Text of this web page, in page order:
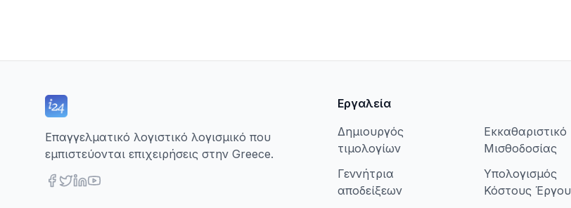
Επαγγελματικό λογιστικό λογισμικό που
εμπιστεύονται επιχειρήσεις στην Greece.
Εργαλεία
Δημιουργός
τιμολογίων
Γεννήτρια
αποδείξεων
Εκκαθαριστικό
Μισθοδοσίας
Υπολογισμός
Κόστους Έργου